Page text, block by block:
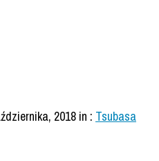
2018 in : Tsubasa